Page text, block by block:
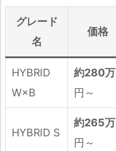
グレード
名
価格
HYBRID
W×B
約280万
円～
HYBRID S
約265万
円～